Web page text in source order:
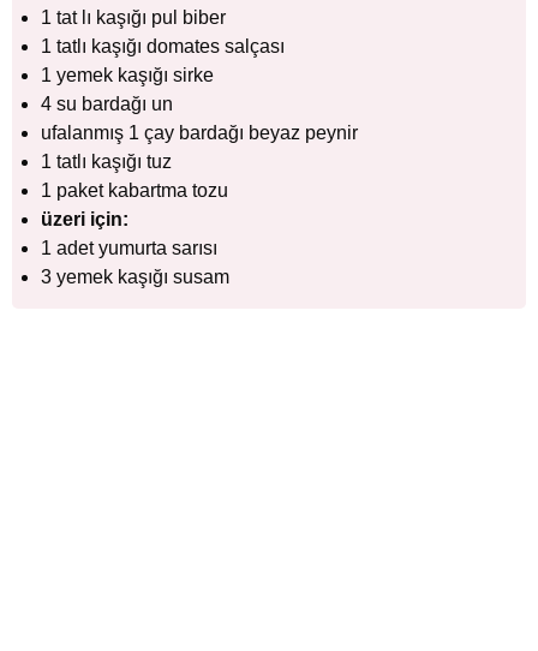
1 tat lı kaşığı pul biber
1 tatlı kaşığı domates salçası
1 yemek kaşığı sirke
4 su bardağı un
ufalanmış 1 çay bardağı beyaz peynir
1 tatlı kaşığı tuz
1 paket kabartma tozu
üzeri için:
1 adet yumurta sarısı
3 yemek kaşığı susam